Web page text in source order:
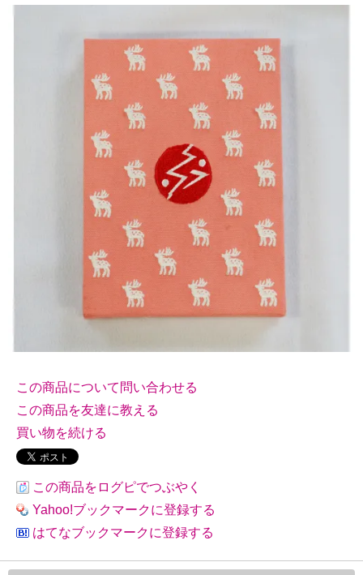
この商品について問い合わせる
この商品を友達に教える
買い物を続ける
この商品をログピでつぶやく
Yahoo!ブックマークに登録する
はてなブックマークに登録する